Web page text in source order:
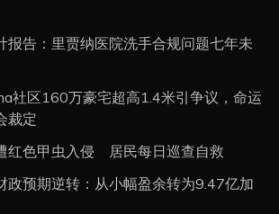
报告：里贾纳医院洗手合规问题七年未
社区160万豪宅超高1.4米引争议，命运
裁定
红色甲虫入侵 居民每日巡查自救
政预期逆转：从小幅盈余转为9.47亿加